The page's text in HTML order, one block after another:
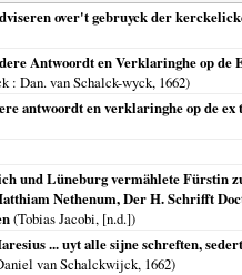
over't gebruyck der
Antwoordt en Verklaringhe op de
: Dan. van Schalck-wyck, 1662)
antwoordt en verklaringhe op de
und Lüneburg vermählete Fürstin
Nethenum, Der H. Schrifft
(Tobias Jacobi, [n.d.])
... uyt alle sijne schreften,
van Schalckwijck, 1662)